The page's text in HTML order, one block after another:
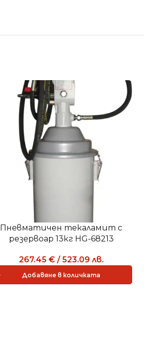
Пневматичен текаламит с
резервоар 13кг HG-68213
267.45 € /523.09 лв.
Добавяне в количката